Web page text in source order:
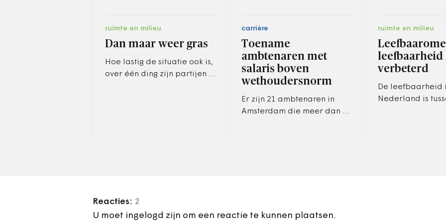
ruimte en milieu
Dan maar weer gras
Hoe lastig de situatie ook is,
over één ding zijn partijen in
carrière
Toename
ambtenaren met
salaris boven
wethoudersnorm
Er zijn 21 ambtenaren in
Amsterdam die meer dan de
ruimte en milieu
verbeterd
De leefbaarheid
Nederland is
Reacties: 2
U moet ingelogd zijn om een reactie te kunnen plaatsen.